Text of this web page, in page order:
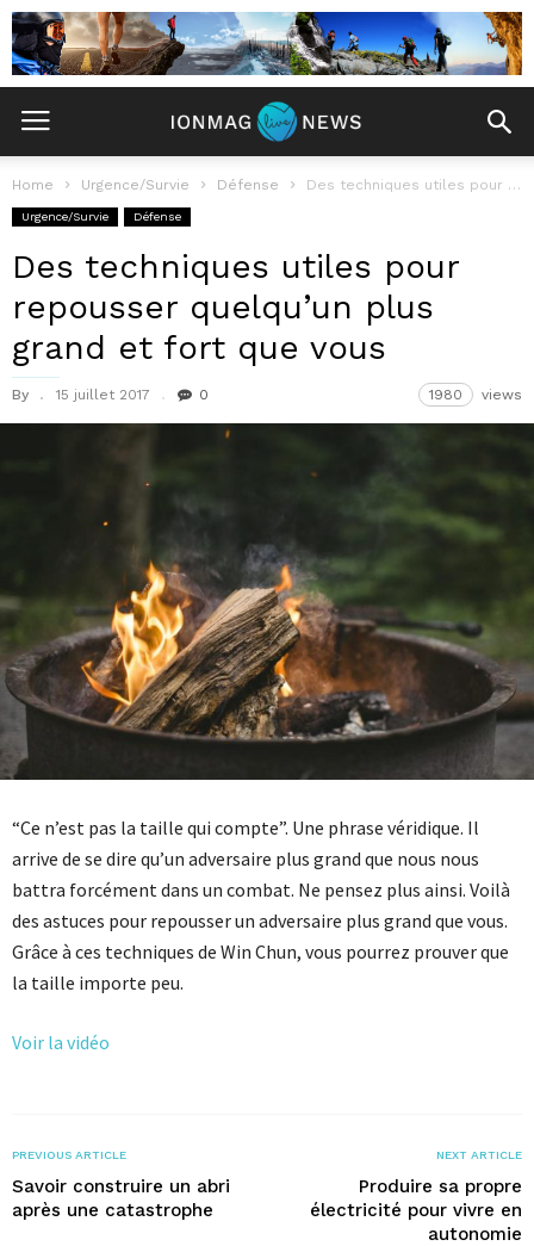
Home Urgence/Survie Défense Des techniques utiles pour repousser quelqu’un plus grand et fort que vous
Urgence/Survie Défense
Des techniques utiles pour
repousser quelqu’un plus
grand et fort que vous
By 15 juillet 2017 0 1980 views
“Ce n’est pas la taille qui compte”. Une phrase véridique. Il
arrive de se dire qu’un adversaire plus grand que nous nous
battra forcément dans un combat. Ne pensez plus ainsi. Voilà
des astuces pour repousser un adversaire plus grand que vous.
Grâce à ces techniques de Win Chun, vous pourrez prouver que
la taille importe peu.
Voir la vidéo
PREVIOUS ARTICLE
Savoir construire un abri
après une catastrophe
NEXT ARTICLE
Produire sa propre
électricité pour vivre en
autonomie